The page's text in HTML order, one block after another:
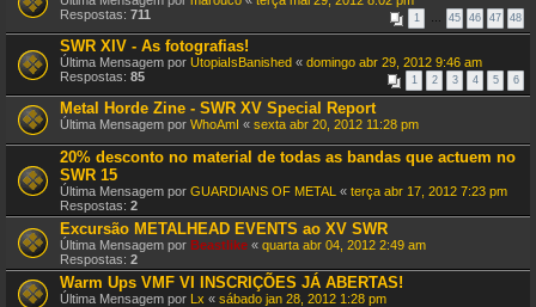
Respostas: 711 1 … 45 46 47 48
SWR XIV - As fotografias!
Última Mensagem por UtopiaIsBanished « domingo abr 29, 2012 9:46 am
Respostas: 85 1 2 3 4 5 6
Metal Horde Zine - SWR XV Special Report
Última Mensagem por WhoAmI « sexta abr 20, 2012 11:28 pm
20% desconto no material de todas as bandas que actuem no
SWR 15
Última Mensagem por GUARDIANS OF METAL « terça abr 17, 2012 7:23 pm
Respostas: 2
Excursão METALHEAD EVENTS ao XV SWR
Última Mensagem por Beastlike « quarta abr 04, 2012 2:49 am
Respostas: 2
Warm Ups VMF VI INSCRIÇÕES JÁ ABERTAS!
Última Mensagem por Lx « sábado jan 28, 2012 1:28 pm